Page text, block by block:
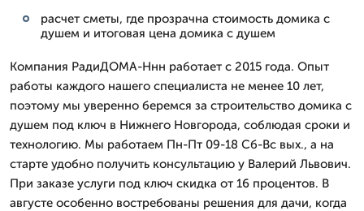
расчет сметы, где прозрачна стоимость домика с
душем и итоговая цена домика с душем
Компания РадиДОМА-Ннн работает с 2015 года. Опыт
работы каждого нашего специалиста не менее 10 лет,
поэтому мы уверенно беремся за строительство домика с
душем под ключ в Нижнего Новгорода, соблюдая сроки и
технологию. Мы работаем Пн-Пт 09-18 Сб-Вс вых., а на
старте удобно получить консультацию у Валерий Львович.
При заказе услуги под ключ скидка от 16 процентов. В
августе особенно востребованы решения для дачи, когда